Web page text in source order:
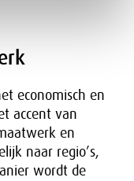
economisch en
accent van
en
naar regio’s,
wordt de